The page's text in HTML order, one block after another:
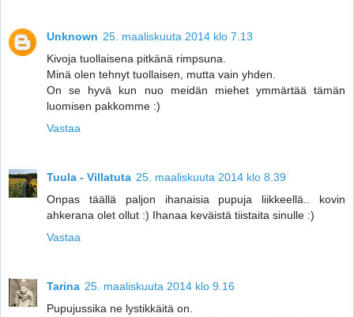
Unknown 25. maaliskuuta 2014 klo 7.13
Kivoja tuollaisena pitkänä rimpsuna.
Minä olen tehnyt tuollaisen, mutta vain yhden.
On se hyvä kun nuo meidän miehet ymmärtää tämän
luomisen pakkomme :)
Vastaa
Tuula - Villatuta 25. maaliskuuta 2014 klo 8.39
Onpas täällä paljon ihanaisia pupuja liikkeellä.. kovin
ahkerana olet ollut :) Ihanaa keväistä tiistaita sinulle :)
Vastaa
Tarina 25. maaliskuuta 2014 klo 9.16
Pupujussika ne lystikkäitä on.